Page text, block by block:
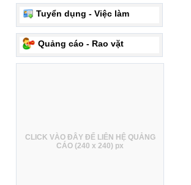
Tuyển dụng - Việc làm
Quảng cáo - Rao vặt
CLICK VÀO ĐÂY ĐỂ LIÊN HỆ QUẢNG
CÁO (240 x 240) px